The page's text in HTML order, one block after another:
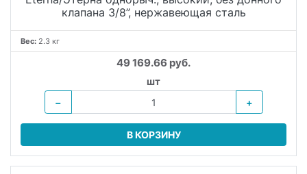
клапана 3/8”, нержавеющая сталь
Вес: 2.3 кг
49 169.66 руб.
шт
−
+
В КОРЗИНУ